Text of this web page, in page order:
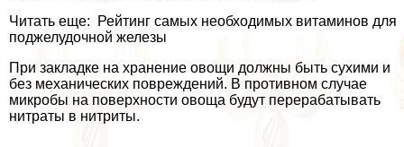
Читать еще: Рейтинг самых необходимых витаминов для
поджелудочной железы
При закладке на хранение овощи должны быть сухими и
без механических повреждений. В противном случае
микробы на поверхности овоща будут переpaбатывать
нитраты в нитриты.